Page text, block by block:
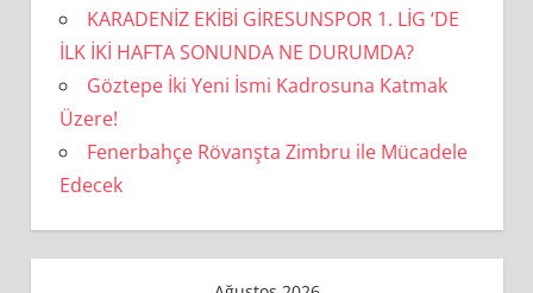
KARADENİZ EKİBİ GİRESUNSPOR 1. LİG ‘DE
İLK İKİ HAFTA SONUNDA NE DURUMDA?
Göztepe İki Yeni İsmi Kadrosuna Katmak
Üzere!
Fenerbahçe Rövanşta Zimbru ile Mücadele
Edecek